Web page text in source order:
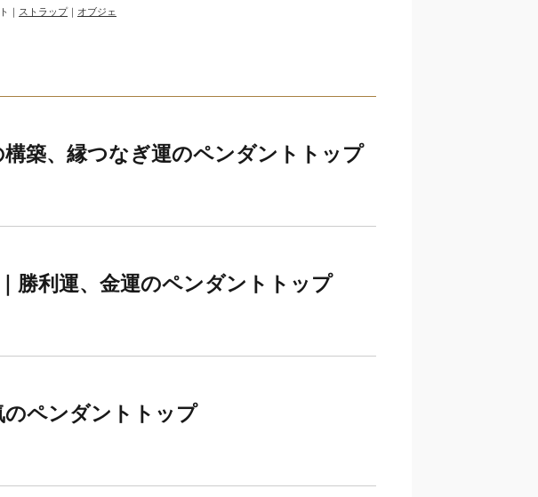
｜ ストラップ｜ オブジェ
築、縁つなぎ運のペンダントトップ
勝利運、金運のペンダントトップ
のペンダントトップ